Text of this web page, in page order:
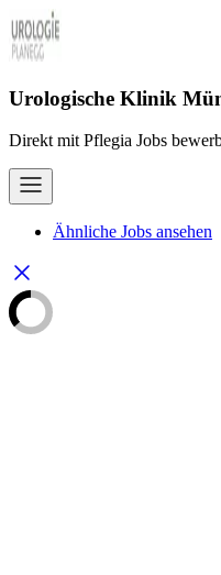
Urologische Klinik
Direkt mit Pflegia Jobs
Ähnliche Jobs ansehen